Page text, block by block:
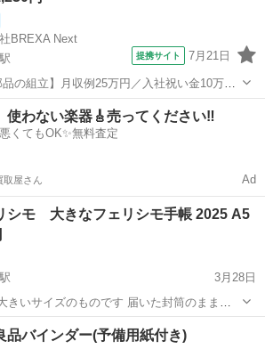
BREXA Next
提携サイト 7月21日
品の組立】月収例25万円／入社祝い金10万
★年間休日125日／稼げる夜勤専属！日払い
本駅 その他
使わない楽器🎸売ってください‼️
くてもOK✨無料査定
取屋さん Ad
シモ 大きなフェリシモ手帳 2025 A5
3月28日
きいサイズのものです 届いた封筒のままの
町屋駅 手帳 封筒
品バインダー(予備用紙付き)